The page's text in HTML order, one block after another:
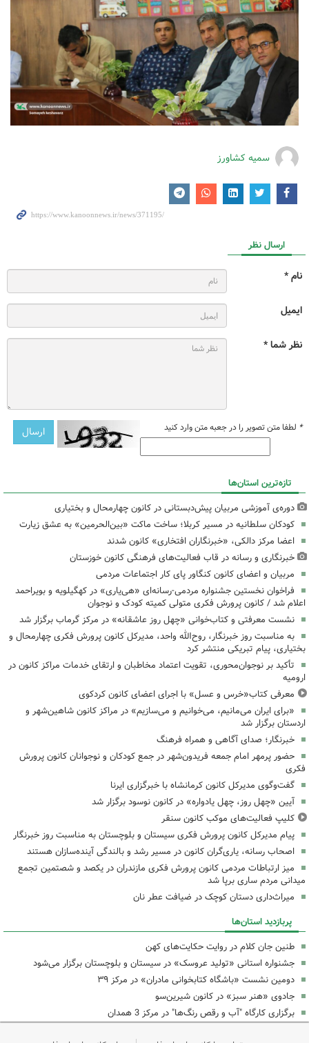
سمیه کشاورز
ارسال نظر
نام *
ایمیل
نظر شما *
* لطفا متن تصویر را در جعبه متن وارد کنید
تازه‌ترین استان‌ها
دوره‌ی آموزشی مربیان پیش‌دبستانی در کانون چهارمحال و بختیاری
کودکان سلطانیه در مسیر کربلا؛ ساخت ماکت «بین‌الحرمین» به عشق زیارت
اعضا مرکز دالکی، «خبرنگاران افتخاری» کانون شدند
خبرنگاری و رسانه در قاب فعالیت‌های فرهنگی کانون خوزستان
مربیان و اعضای کانون کنگاور پای کار اجتماعات مردمی
فراخوان نخستین جشنواره مردمی-رسانه‌ای «هی‌یاری» در کهگیلویه و بویراحمد
اعلام شد / کانون پرورش فکری متولی کمیته کودک و نوجوان
نشست معرفتی و کتاب‌خوانی «چهل روز عاشقانه» در مرکز گرماب برگزار شد
به مناسبت روز خبرنگار، روح‌الله واحد، مدیرکل کانون پرورش فکری چهارمحال و
بختیاری، پیام تبریکی منتشر کرد
تأکید بر نوجوان‌محوری، تقویت اعتماد مخاطبان و ارتقای خدمات مراکز کانون در
ارومیه
معرفی کتاب«خرس و عسل» با اجرای اعضای کانون کردکوی
«برای ایران می‌مانیم، می‌خوانیم و می‌سازیم» در مراکز کانون شاهین‌شهر و
اردستان برگزار شد
خبرنگار؛ صدای آگاهی و همراه فرهنگ
حضور پرمهر امام جمعه فریدون‌شهر در جمع کودکان و نوجوانان کانون پرورش
فکری
گفت‌وگوی مدیرکل کانون کرمانشاه با خبرگزاری ایرنا
آیین «چهل روز، چهل یادواره» در کانون نوسود برگزار شد
کلیپ فعالیت‌های موکب کانون سنقر
پیام مدیرکل کانون پرورش فکری سیستان و بلوچستان به مناسبت روز خبرنگار
اصحاب رسانه، یاری‌گران کانون در مسیر رشد و بالندگی آینده‌سازان هستند
میز ارتباطات مردمی کانون پرورش فکری مازندران در یکصد و شصتمین تجمع
میدانی مردم ساری برپا شد
میراث‌داری دستان کوچک در ضیافت عطر نان
پربازدید استان‌ها
طنین جان کلام در روایت حکایت‌های کهن
جشنواره استانی «تولید عروسک» در سیستان و بلوچستان برگزار می‌شود
دومین نشست «باشگاه کتابخوانی مادران» در مرکز ۳۹
جادوی «هنر سبز» در کانون شیرین‌سو
برگزاری کارگاه "آب و رقص رنگ‌ها" در مرکز 3 همدان